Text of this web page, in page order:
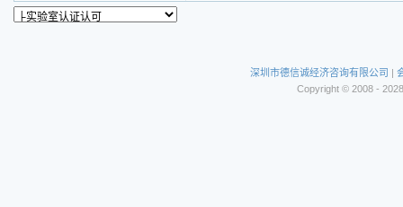
深圳市德信诚经济咨询有限公司 |
Copyright © 2008 -